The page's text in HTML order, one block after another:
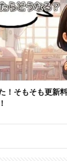
！そもそも更新